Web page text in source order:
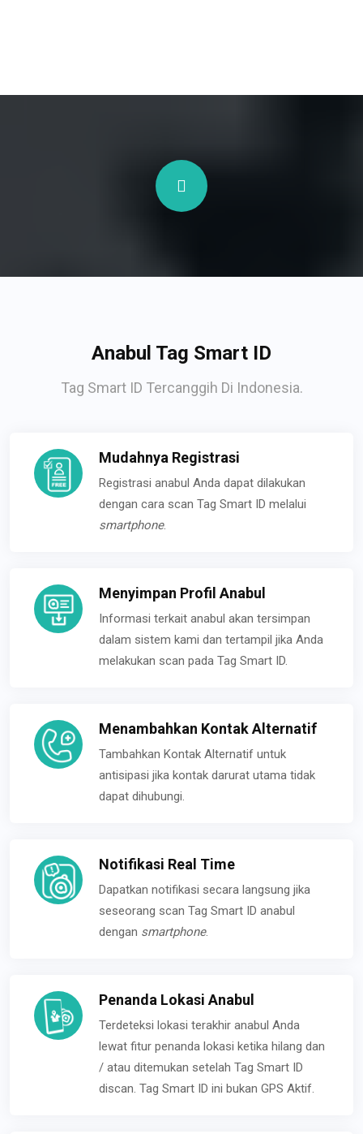
Anabul Tag Smart ID
Tag Smart ID Tercanggih Di Indonesia.
Mudahnya Registrasi
Registrasi anabul Anda dapat dilakukan
dengan cara scan Tag Smart ID melalui
smartphone.
Menyimpan Profil Anabul
Informasi terkait anabul akan tersimpan
dalam sistem kami dan tertampil jika Anda
melakukan scan pada Tag Smart ID.
Menambahkan Kontak Alternatif
Tambahkan Kontak Alternatif untuk
antisipasi jika kontak darurat utama tidak
dapat dihubungi.
Notifikasi Real Time
Dapatkan notifikasi secara langsung jika
seseorang scan Tag Smart ID anabul
dengan smartphone.
Penanda Lokasi Anabul
Terdeteksi lokasi terakhir anabul Anda
lewat fitur penanda lokasi ketika hilang dan
/ atau ditemukan setelah Tag Smart ID
discan. Tag Smart ID ini bukan GPS Aktif.